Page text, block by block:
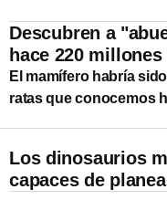
Descubren a
hace 220 millones
El mamífero habría
ratas que conocemos
Los dinosaurios
capaces de